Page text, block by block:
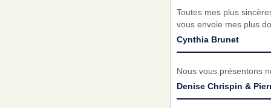
Toutes mes plus
vous envoie mes plus
Cynthia Brunet
Nous vous présentons
Denise Chrispin &